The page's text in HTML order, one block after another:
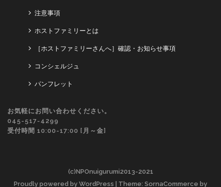
注意事項
ホストファミリーとは
［ホストファミリーさんへ］確認・お知らせ事項
コンシェルジュ
パンフレット
お気軽にお問い合わせください。
045-517-4299
受付時間 10:00-17:00 [月～金]
(c)NPOnuigurumi2013-2021
Proudly powered by WordPress | Theme: SornaCommerce by